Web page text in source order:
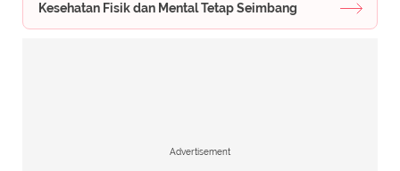
Kesehatan Fisik dan Mental Tetap Seimbang
Advertisement